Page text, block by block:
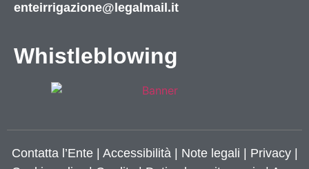
enteirrigazione@legalmail.it
Whistleblowing
Contatta l’Ente| Accessibilità | Note legali | Privacy|